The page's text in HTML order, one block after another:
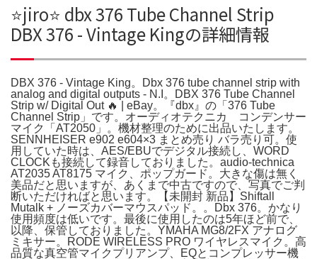
⭐️jiro⭐️ dbx 376 Tube Channel Strip
DBX 376 - Vintage Kingの詳細情報
DBX 376 - Vintage King。Dbx 376 tube channel strip with
analog and digital outputs - N.I。DBX 376 Tube Channel
Strip w/ Digital Out 🔥 | eBay。『dbx』の「376 Tube
Channel Strip」です。オーディオテクニカ コンデンサー
マイク「AT2050」。機材整理のために出品いたします。
SENNHEISER e902 e604×3 まとめ売り バラ売り可。使
用していた時は、AES/EBUでデジタル接続し、WORD
CLOCKも接続して録音しておりました。audio-technica
AT2035 AT8175 マイク、ポップガード。大きな傷は無く
美品だと思いますが、あくまで中古ですので、写真でご判
断いただければと思います。【未開封 新品】Shiftall
Mutalk + ノーズカバーマウスパッド。。Dbx 376。かなり
使用頻度は低いです。最後に使用したのは5年ほど前で、
以降、保管しておりました。YMAHA MG8/2FX アナログ
ミキサー。RODE WIRELESS PRO ワイヤレスマイク。高
品質な真空管マイクプリアンプ、EQとコンプレッサー機